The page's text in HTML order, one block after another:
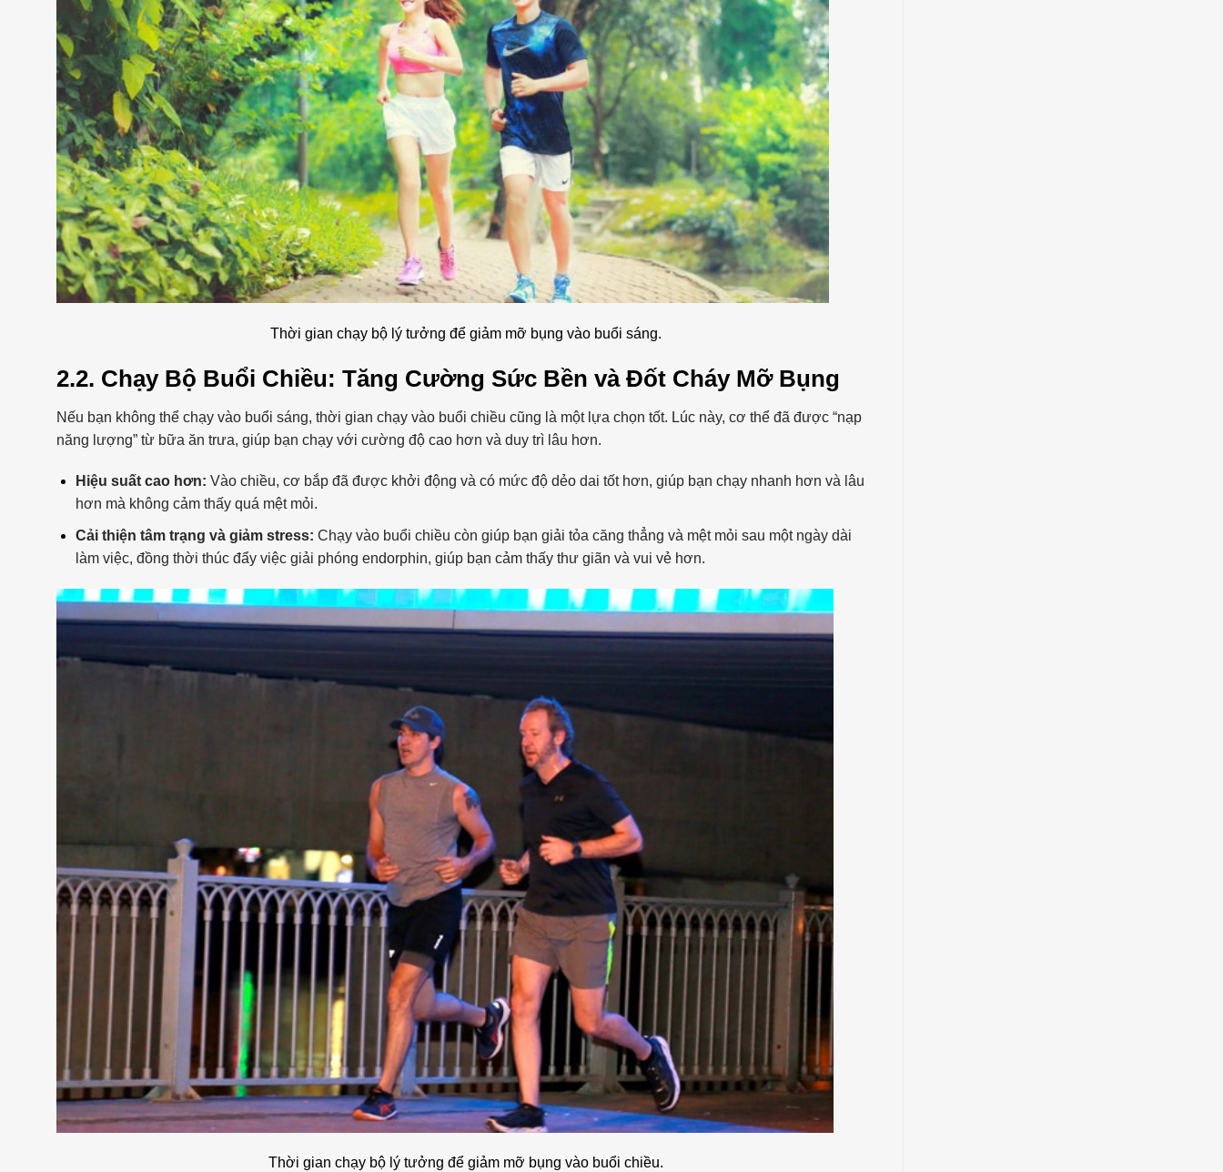
Thời gian chạy bộ lý tưởng để giảm mỡ bụng vào buổi sáng.
2.2. Chạy Bộ Buổi Chiều: Tăng Cường Sức Bền và Đốt Cháy Mỡ Bụng
Nếu bạn không thể chạy vào buổi sáng, thời gian chạy vào buổi chiều cũng là một lựa chọn tốt. Lúc này, cơ thể đã được “nạp
năng lượng” từ bữa ăn trưa, giúp bạn chạy với cường độ cao hơn và duy trì lâu hơn.
Hiệu suất cao hơn: Vào chiều, cơ bắp đã được khởi động và có mức độ dẻo dai tốt hơn, giúp bạn chạy nhanh hơn và lâu
hơn mà không cảm thấy quá mệt mỏi.
Cải thiện tâm trạng và giảm stress: Chạy vào buổi chiều còn giúp bạn giải tỏa căng thẳng và mệt mỏi sau một ngày dài
làm việc, đồng thời thúc đẩy việc giải phóng endorphin, giúp bạn cảm thấy thư giãn và vui vẻ hơn.
Thời gian chạy bộ lý tưởng để giảm mỡ bụng vào buổi chiều.